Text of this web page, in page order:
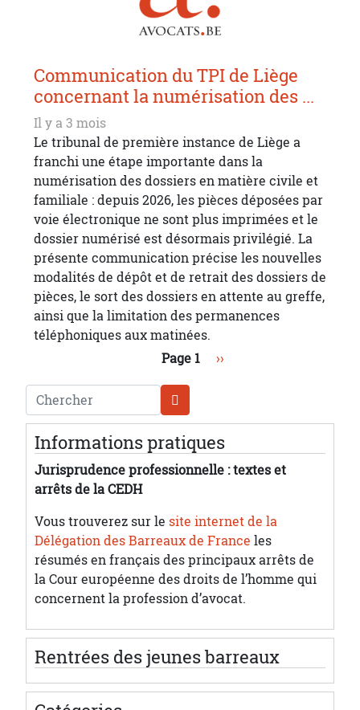
Communication du TPI de Liège
concernant la numérisation des ...
Il y a 3 mois
Le tribunal de première instance de Liège a
franchi une étape importante dans la
numérisation des dossiers en matière civile et
familiale : depuis 2026, les pièces déposées par
voie électronique ne sont plus imprimées et le
dossier numérisé est désormais privilégié. La
présente communication précise les nouvelles
modalités de dépôt et de retrait des dossiers de
pièces, le sort des dossiers en attente au greffe,
ainsi que la limitation des permanences
téléphoniques aux matinées.
Page 1 Page suivante
››
Chercher
Informations pratiques
Jurisprudence professionnelle : textes et
arrêts de la CEDH
Vous trouverez sur le site internet de la
Délégation des Barreaux de France les
résumés en français des principaux arrêts de
la Cour européenne des droits de l’homme qui
concernent la profession d’avocat.
Rentrées des jeunes barreaux